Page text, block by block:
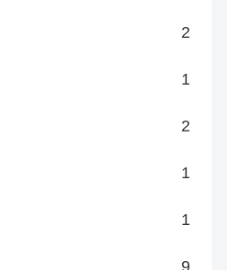
2
1
2
1
1